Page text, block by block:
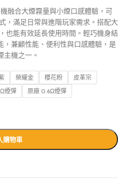
融合大煙霧量與小煙口感體驗，可
，滿足日常與進階玩家需求。搭配大
也能有效延長使用時間。輕巧機身結
，兼顧性能、便利性與口感體驗，是
主機之一。
榮耀金 櫻花粉
皮革宗
煙彈 原廠 0.6Ω煙彈
購物車